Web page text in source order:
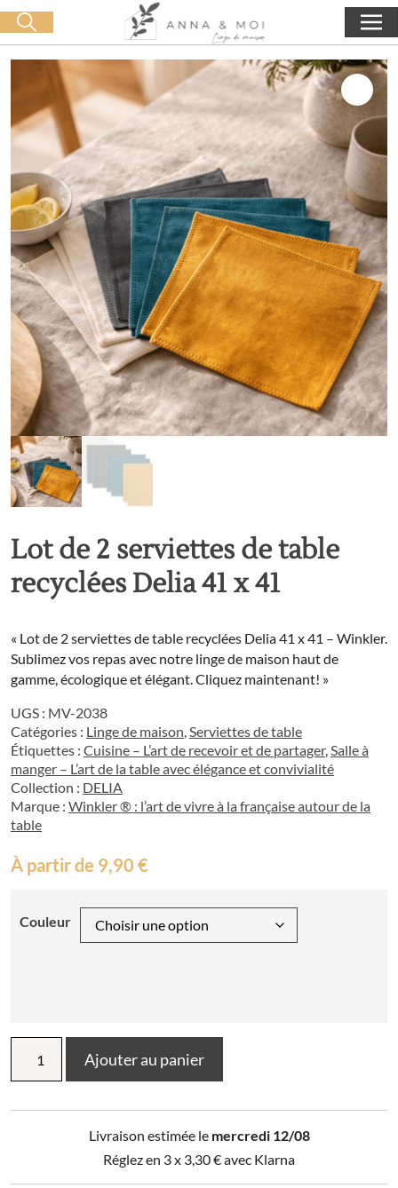
Livraison offerte dès 60€ d'achat 0,00€
Lancer la recherche
Lot de 2 serviettes de table
recyclées Delia 41 x 41
« Lot de 2 serviettes de table recyclées Delia 41 x 41 – Winkler.
Sublimez vos repas avec notre linge de maison haut de
gamme, écologique et élégant. Cliquez maintenant! »
UGS : MV-2038
Catégories : Linge de maison,Serviettes de table
Étiquettes : Cuisine – L’art de recevoir et de partager,Salle à
manger – L’art de la table avec élégance et convivialité
Collection : DELIA
Marque : Winkler ® : l’art de vivre à la française autour de la
table
À partir de 9,90 €
Couleur
Lot
Ajouter au panier
Livraison estimée le mercredi 12/08
Réglez en 3 x 3,30€avec Klarna